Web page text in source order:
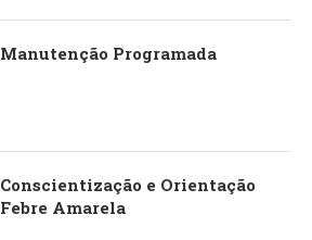
Manutenção Programada
Conscientização e Orientação
Febre Amarela